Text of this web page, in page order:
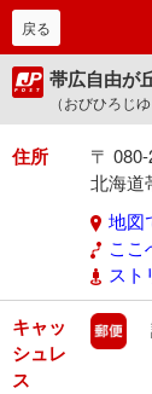
戻る
帯広自由が
（おびひろじ
住所
〒
北海道
地図
ここ
スト
キャッ
シュレ
ス